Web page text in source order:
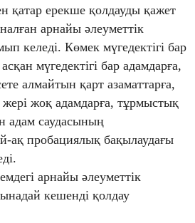
қатар ерекше қолдауды қажет
арнайы әлеуметтік
келеді. Көмек мүгедектігі бар
мүгедектігі бар адамдарға,
алмайтын қарт азаматтарға,
жоқ адамдарға, тұрмыстық
адам саудасының
ақ пробациялық бақылаудағы
арнайы әлеуметтік
кешенді қолдау